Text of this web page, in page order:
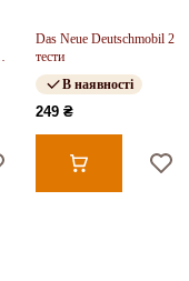
Das Neue Deutschmobil 2
тести
В наявності
249 ₴